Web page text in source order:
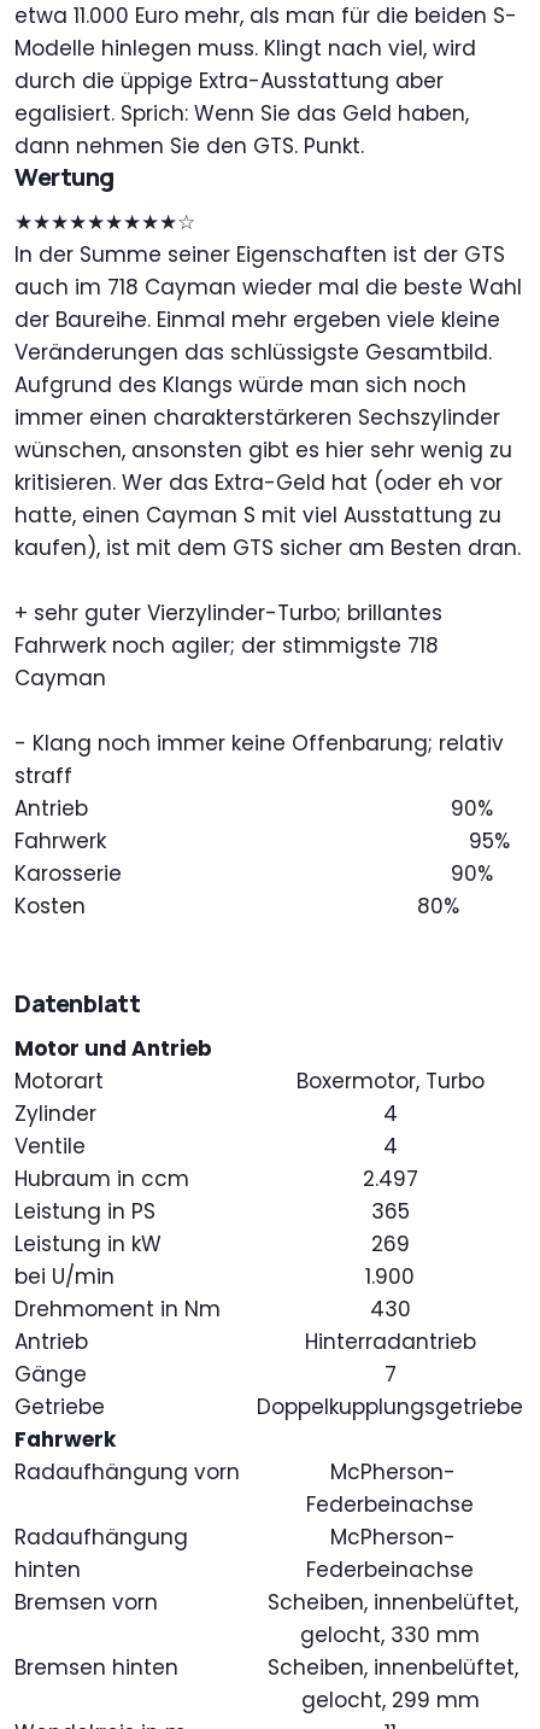
etwa 11.000 Euro mehr, als man für die beiden S-
Modelle hinlegen muss. Klingt nach viel, wird
durch die üppige Extra-Ausstattung aber
egalisiert. Sprich: Wenn Sie das Geld haben,
dann nehmen Sie den GTS. Punkt.
Wertung
★★★★★★★★★☆
In der Summe seiner Eigenschaften ist der GTS
auch im 718 Cayman wieder mal die beste Wahl
der Baureihe. Einmal mehr ergeben viele kleine
Veränderungen das schlüssigste Gesamtbild.
Aufgrund des Klangs würde man sich noch
immer einen charakterstärkeren Sechszylinder
wünschen, ansonsten gibt es hier sehr wenig zu
kritisieren. Wer das Extra-Geld hat (oder eh vor
hatte, einen Cayman S mit viel Ausstattung zu
kaufen), ist mit dem GTS sicher am Besten dran.
+ sehr guter Vierzylinder-Turbo; brillantes
Fahrwerk noch agiler; der stimmigste 718
Cayman
- Klang noch immer keine Offenbarung; relativ
straff
Antrieb
90%
Fahrwerk
95%
Karosserie
90%
Kosten
80%
Datenblatt
Motor und Antrieb
Motorart
Boxermotor, Turbo
Zylinder
4
Ventile
4
Hubraum in ccm
2.497
Leistung in PS
365
Leistung in kW
269
bei U/min
1.900
Drehmoment in Nm
430
Antrieb
Hinterradantrieb
Gänge
7
Getriebe
Doppelkupplungsgetriebe
Fahrwerk
Radaufhängung vorn
McPherson-
Federbeinachse
Radaufhängung
hinten
McPherson-
Federbeinachse
Bremsen vorn
Scheiben, innenbelüftet,
gelocht, 330 mm
Bremsen hinten
Scheiben, innenbelüftet,
gelocht, 299 mm